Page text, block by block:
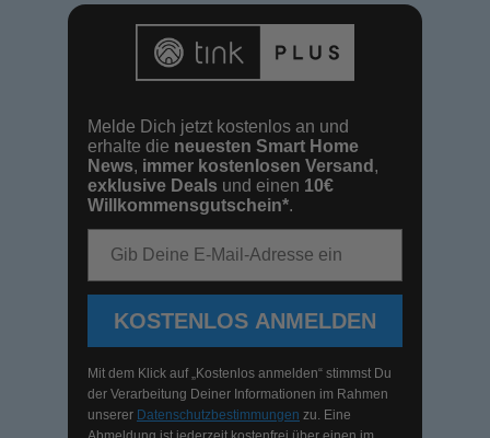
Melde Dich jetzt kostenlos an und
erhalte die neuesten Smart Home
News, immer kostenlosen Versand ,
exklusive Deals und einen 10€
Willkommensgutschein*.
KOSTENLOS ANMELDEN
Mit dem Klick auf „Kostenlos anmelden“ stimmst Du
der Verarbeitung Deiner Informationen im Rahmen
unserer Datenschutzbestimmungen zu. Eine